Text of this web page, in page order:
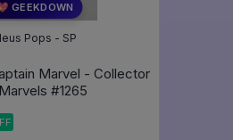
GEEKDOWN
Pops - SP
Marvel - Collector
Corps - The Marvels #1265